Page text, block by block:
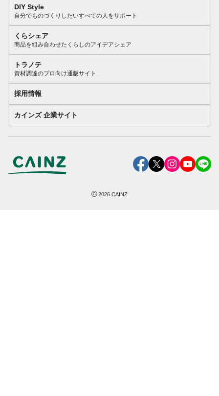
DIY Style
自分でものづくりしたいすべての人をサポート
くらシェア
商品を組み合わせたくらしのアイデアシェア
トラノテ
資材調達のプロ向け通販サイト
採用情報
カインズ 企業サイト
©2026 CAINZ